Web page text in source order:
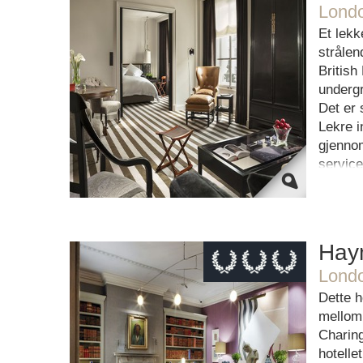
This page can't load Google Maps
correctly.
Do you own this website?
OK
Et
British
Det er
Lekre
This page can't load Google Maps
correctly.
Do you own this website?
OK
Dette